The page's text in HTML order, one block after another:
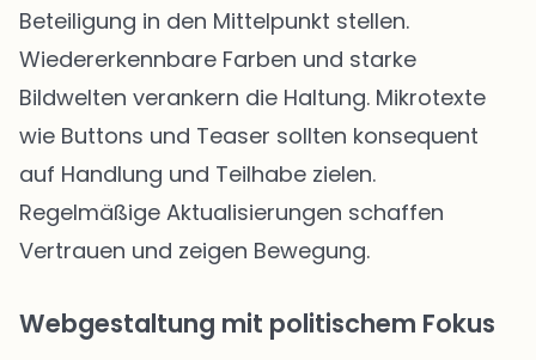
Beteiligung in den Mittelpunkt stellen.
Wiedererkennbare Farben und starke
Bildwelten verankern die Haltung. Mikrotexte
wie Buttons und Teaser sollten konsequent
auf Handlung und Teilhabe zielen.
Regelmäßige Aktualisierungen schaffen
Vertrauen und zeigen Bewegung.
Webgestaltung mit politischem Fokus